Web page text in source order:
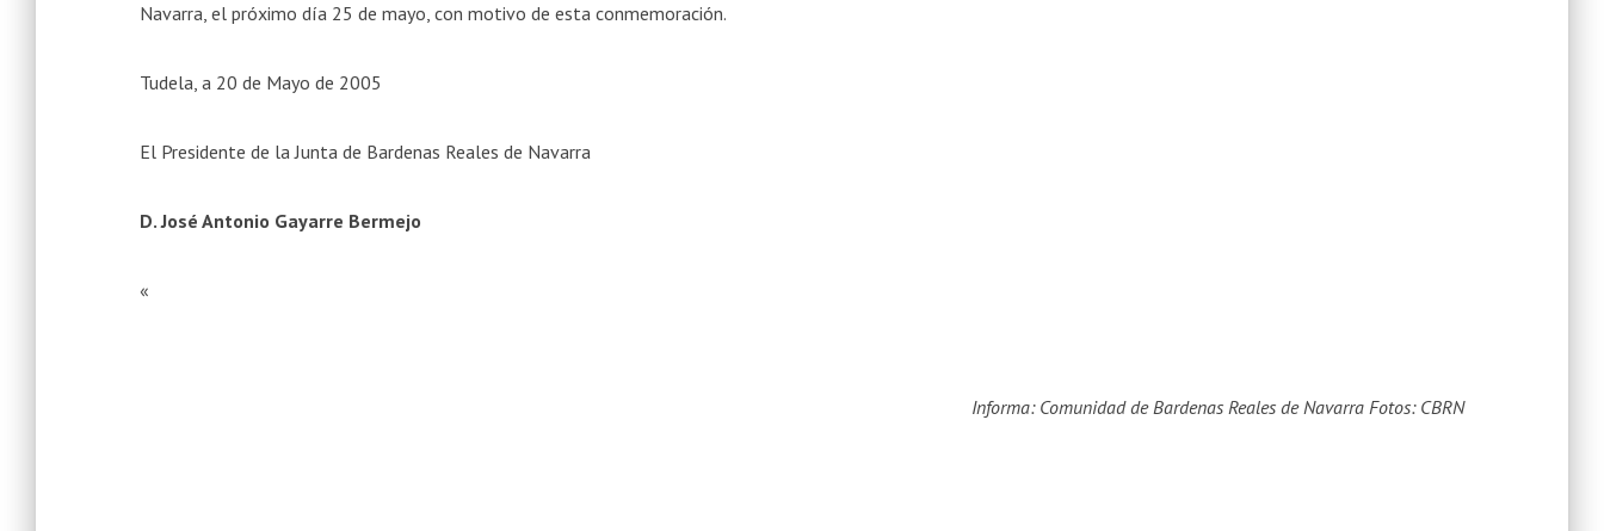
Navarra, el próximo día 25 de mayo, con motivo de esta conmemoración.
Tudela, a 20 de Mayo de 2005
El Presidente de la Junta de Bardenas Reales de Navarra
D. José Antonio Gayarre Bermejo
«
Informa: Comunidad de Bardenas Reales de Navarra Fotos: CBRN